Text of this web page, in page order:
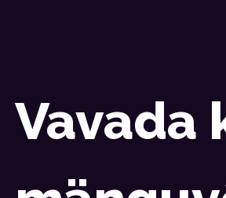
Vavada